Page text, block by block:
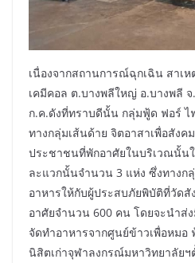
เนื่องจากสถานการณ์ฉุกเฉิน สาเ
เคมีคอล ต.บางพลีใหญ่ อ.บางพลี
ก.ค.ดังที่ทราบดีนั้น กลุ่มฟู้ด ฟอร์ ไ
ทางกลุ่มเส้นด้าย จิตอาสาเพื่อสังค
ประชาชนที่พักอาศัยในบริเวณนั้น
ละแวกนั้นจำนวน 3 แห่ง ซึ่งทางก
อาหารให้กับผู้ประสบภัยพิบัติที่วัดสั
อาศัยจำนวน 600 คน โดยจะนำส่
จัดทำอาหารจากศูนย์ข้าวเพื่อหม
นิสิตเก่าจุฬาลงกรณ์มหาวิทยาลัย